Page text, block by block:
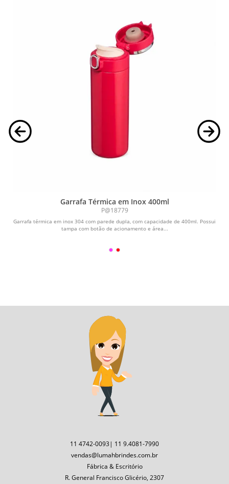
Garrafa Térmica em Inox 400ml
P@18779
Garrafa térmica em inox 304 com parede dupla, com capacidade de 400ml. Possui
tampa com botão de acionamento e área...
11 4742-0093| 11 9.4081-7990
vendas@lumahbrindes.com.br
Fábrica & Escritório
R. General Francisco Glicério, 2307